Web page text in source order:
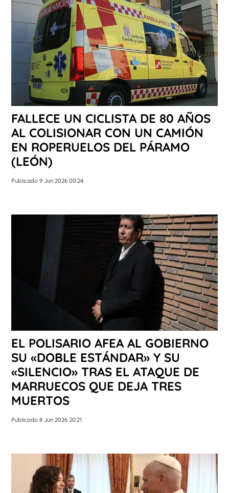
FALLECE UN CICLISTA DE 80 AÑOS
AL COLISIONAR CON UN CAMIÓN
EN ROPERUELOS DEL PÁRAMO
(LEÓN)
Publicado 9 Jun 2026 00:24
EL POLISARIO AFEA AL GOBIERNO
SU «DOBLE ESTÁNDAR» Y SU
«SILENCIO» TRAS EL ATAQUE DE
MARRUECOS QUE DEJA TRES
MUERTOS
Publicado 8 Jun 2026 20:21